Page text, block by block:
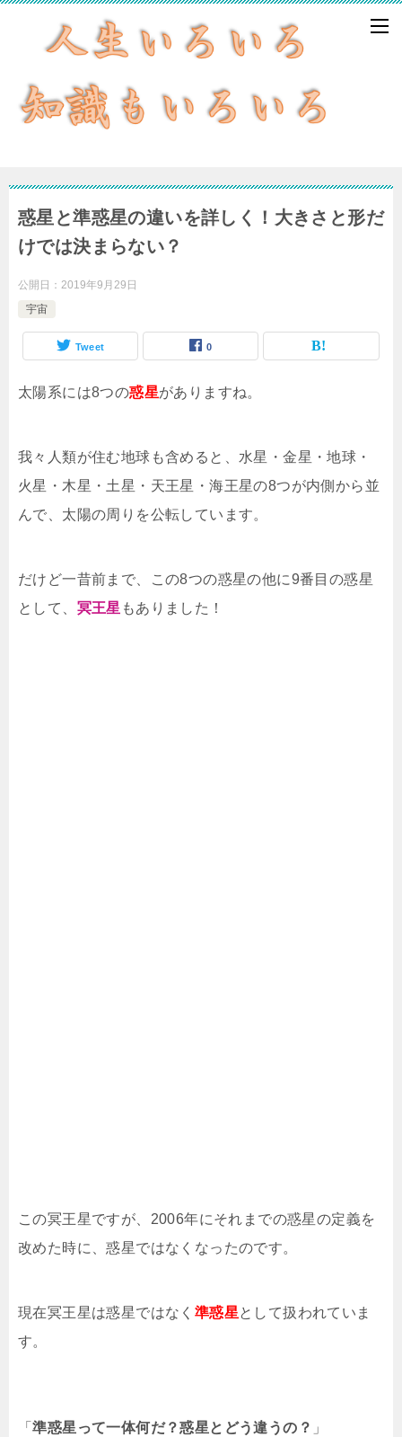
惑星と準惑星の違いを詳しく！大きさと形だ
けでは決まらない？
公開日： 2019年9月29日
宇宙
Tweet 0
太陽系には8つの惑星がありますね。
我々人類が住む地球も含めると、水星・金星・地球・
火星・木星・土星・天王星・海王星の8つが内側から並
んで、太陽の周りを公転しています。
だけど一昔前まで、この8つの惑星の他に9番目の惑星
として、 冥王星 もありました！
この冥王星ですが、2006年にそれまでの惑星の定義を
改めた時に、惑星ではなくなったのです。
現在冥王星は惑星ではなく 準惑星として扱われていま
す。
「準惑星って一体何だ？惑星とどう違うの？ 」